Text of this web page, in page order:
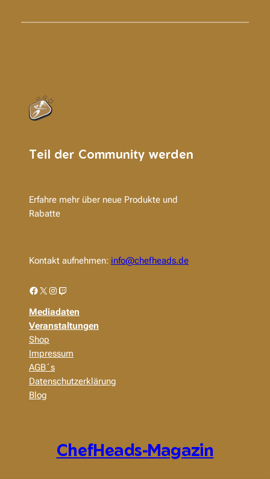
Teil der Community werden
Erfahre mehr über neue Produkte und
Rabatte
Kontakt aufnehmen: info@chefheads.de
Facebook X Instagram Twitch
Mediadaten
Veranstaltungen
Shop
Impressum
AGB´s
Datenschutzerklärung
Blog
ChefHeads-Magazin